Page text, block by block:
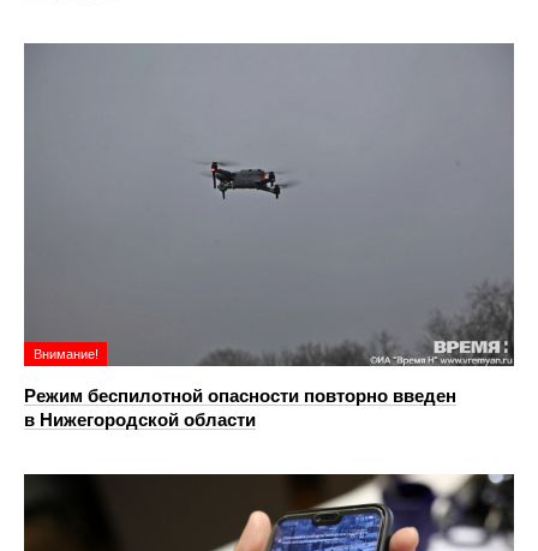
Внимание!
Режим беспилотной опасности повторно введен
в Нижегородской области